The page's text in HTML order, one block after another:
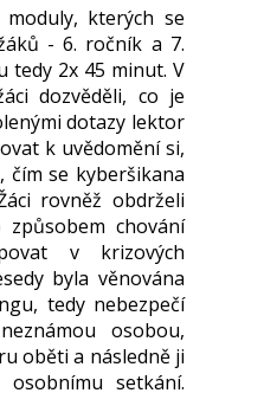
moduly, kterých se
- 6. ročník a 7.
tedy 2x 45 minut. V
dozvěděli, co je
dotazy lektor
k uvědomění si,
čím se kyberšikana
rovněž obdrželi
chování
v krizových
byla věnována
tedy nebezpečí
osobou,
oběti a následně ji
setkání.